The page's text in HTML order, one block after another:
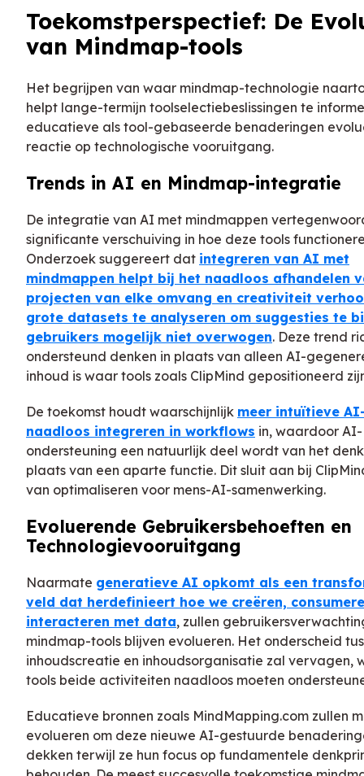
Toekomstperspectief: De
van Mindmap-tools
Het begrijpen van waar mindmap-technologie
helpt lange-termijn toolselectiebeslissingen te
educatieve als tool-gebaseerde benaderingen
reactie op technologische vooruitgang.
Trends in AI en Mindmap-integratie
De integratie van AI met mindmappen
significante verschuiving in hoe deze tools
Onderzoek suggereert dat integreren van AI met
mindmappen helpt bij het naadloos afhandelen
projecten van elke omvang en creativiteit
grote datasets te analyseren om suggesties te
gebruikers mogelijk niet overwogen. Deze trend
ondersteund denken in plaats van alleen AI-
inhoud is waar tools zoals ClipMind gepositioneerd
De toekomst houdt waarschijnlijk meer intuïtieve
naadloos integreren in workflows in, waardoor AI-
ondersteuning een natuurlijk deel wordt van het
plaats van een aparte functie. Dit sluit aan bij
van optimaliseren voor mens-AI-samenwerking.
Evoluerende Gebruikersbehoeften en
Technologievooruitgang
Naarmate generatieve AI opkomt als een
veld dat herdefinieert hoe we creëren,
interacteren met data, zullen
mindmap-tools blijven evolueren. Het onderscheid
inhoudscreatie en inhoudsorganisatie zal vervagen,
tools beide activiteiten naadloos moeten
Educatieve bronnen zoals MindMapping.com zullen
evolueren om deze nieuwe AI-gestuurde
dekken terwijl ze hun focus op fundamentele